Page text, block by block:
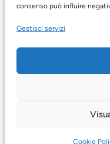
consenso può influire
Gestisci servizi
Cookie
pec:
Facebook Twitter InstagramYouTube